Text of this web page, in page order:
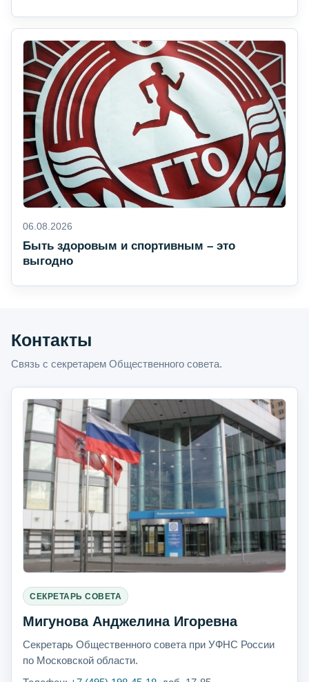
06.08.2026
Быть здоровым и спортивным – это
выгодно
Контакты
Связь с секретарем Общественного совета.
СЕКРЕТАРЬ СОВЕТА
Мигунова Анджелина Игоревна
Секретарь Общественного совета при УФНС России
по Московской области.